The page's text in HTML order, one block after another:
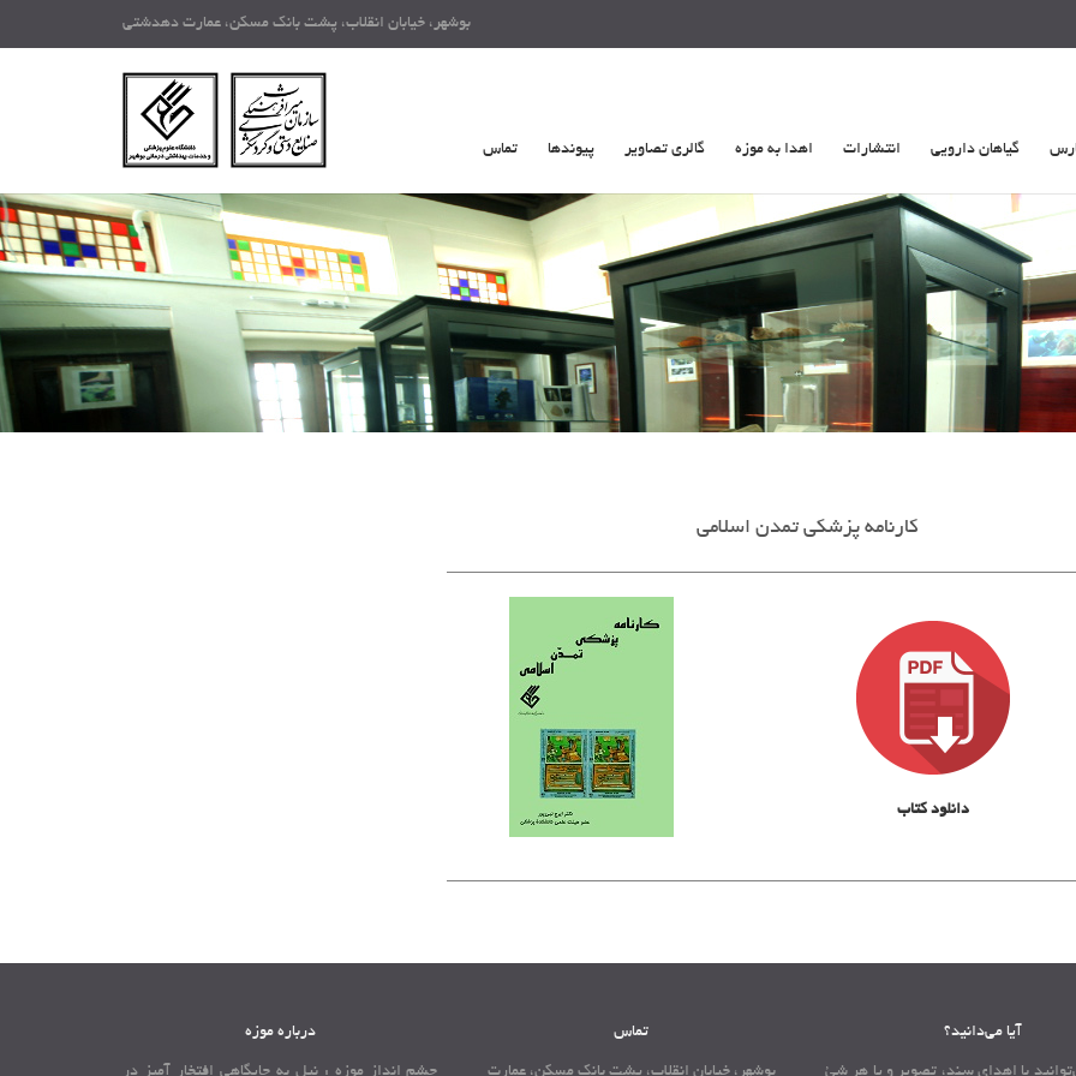
بوشهر، خیابان انقلاب، پشت بانک مسکن، عمارت دهدشتی
گیاهان دارویی انتشارات اهدا به موزه گالری تصاویر پیوندها تماس
کارنامه پزشکی تمدن اسلامی
دانلود کتاب
درباره موزه
چشم انداز موزه : نیل به جایگاهی افتخار آمیز در
تماس
بوشهر، خیابان انقلاب، پشت بانک مسکن، عمارت
آیا می‌دانید؟
با اهدای سند، تصویر و یا هر شئ